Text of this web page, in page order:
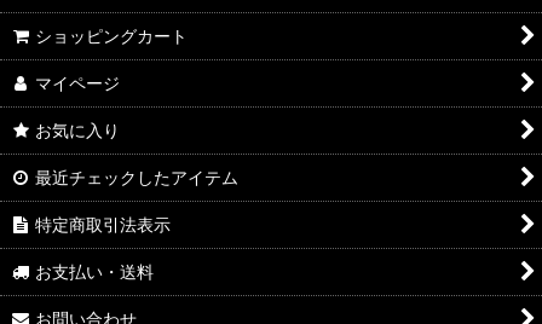
ショッピングカート
マイページ
お気に入り
最近チェックしたアイテム
特定商取引法表示
お支払い・送料
お問い合わせ